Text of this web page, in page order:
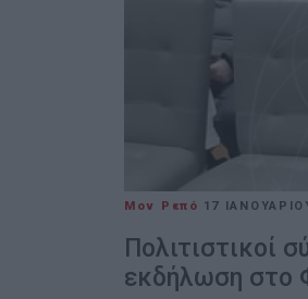
Μον Ρεπό 17
Πολιτιστικοί
εκδήλωση στο